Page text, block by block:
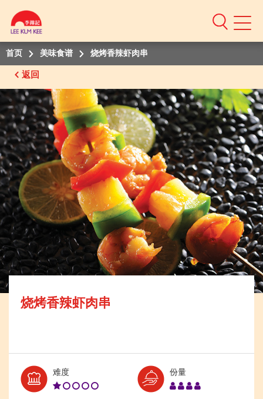
Mobile
首页 美味食谱 烧烤香辣虾肉串
返回
烧烤香辣虾肉串
难度Level:
份量Serves: